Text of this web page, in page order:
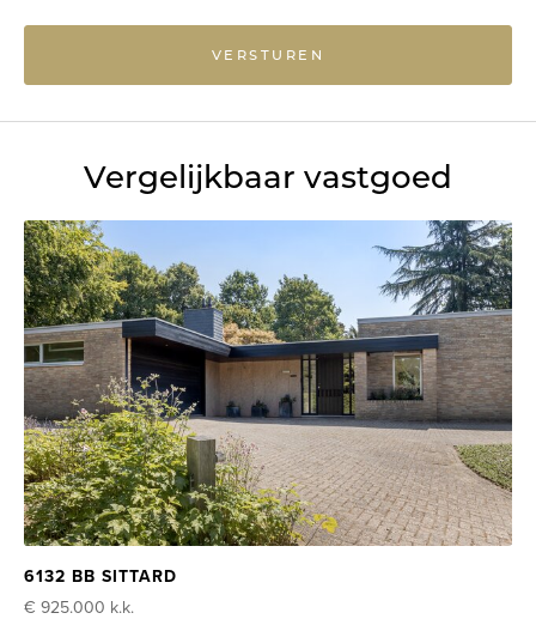
VERSTUREN
Vergelijkbaar vastgoed
6132 BB SITTARD
€ 925.000 k.k.